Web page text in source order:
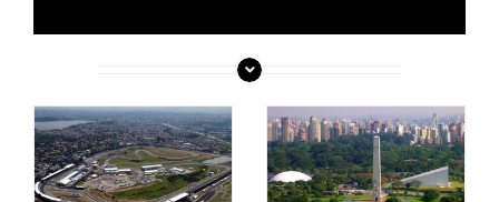
Desentupidora em
Moema